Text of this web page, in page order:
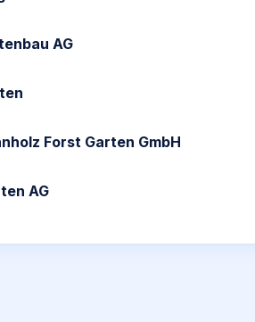
AG
Forst Garten GmbH
AG